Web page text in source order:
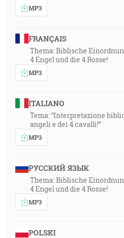
MP3
FRANÇAIS
Thema: Biblische
4 Engel und die 4 Rosse!
MP3
ITALIANO
Tema: “Interpretazione
angeli e dei 4 cavalli!”
MP3
РУССКИЙ ЯЗЫК
Thema: Biblische
4 Engel und die 4 Rosse!
MP3
POLSKI